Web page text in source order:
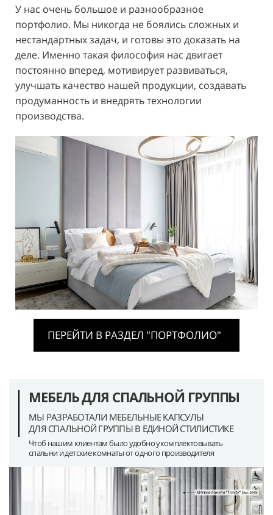
У нас очень большое и разнообразное
портфолио. Мы никогда не боялись сложных и
нестандартных задач, и готовы это доказать на
деле. Именно такая философия нас двигает
постоянно вперед, мотивирует развиваться,
улучшать качество нашей продукции, создавать
продуманность и внедрять технологии
производства.
ПЕРЕЙТИ В РАЗДЕЛ "ПОРТФОЛИО"
МЕБЕЛЬ ДЛЯ СПАЛЬНОЙ ГРУППЫ
МЫ РАЗРАБОТАЛИ МЕБЕЛЬНЫЕ КАПСУЛЫ
ДЛЯ СПАЛЬНОЙ ГРУППЫ В ЕДИНОЙ СТИЛИСТИКЕ
Чтоб нашим клиентам было удобно укомплектовывать
спальни и детские комнаты от одного производителя